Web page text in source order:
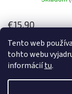
Tento web
tohto webu
informáciítu.
€15,90